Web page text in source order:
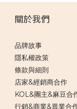
關於我們
品牌故事
隱私權政策
條款與細則
店家&經銷商合作
KOL&團主&麻豆合
行銷&商業&異業合